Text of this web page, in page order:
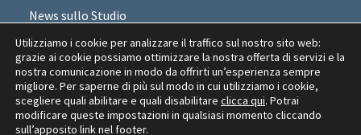
News sullo Studio
News sui professionisti
News di settore
News Appalti Romania
Utilizziamo i cookie per analizzare il traffico sul nostro sito web:
grazie ai cookie possiamo ottimizzare la nostra offerta di servizi e la
nostra comunicazione in modo da offrirti un’esperienza sempre
migliore. Per saperne di più sul modo in cui utilizziamo i cookie,
scegliere quali abilitare e quali disabilitare clicca qui. Potrai
modificare queste impostazioni in qualsiasi momento cliccando
sull’apposito link nel footer.